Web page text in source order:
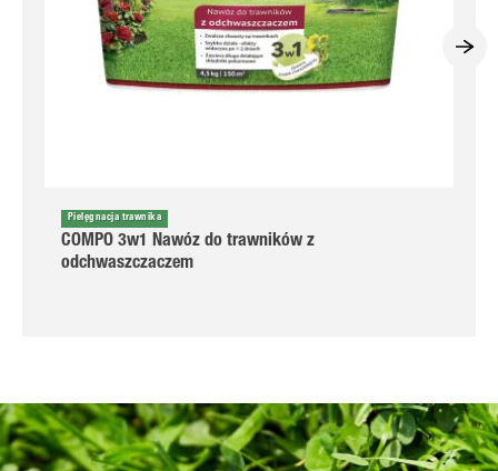
Pielęgnacja trawnika
COMPO 3w1 Nawóz do trawników z
odchwaszczaczem